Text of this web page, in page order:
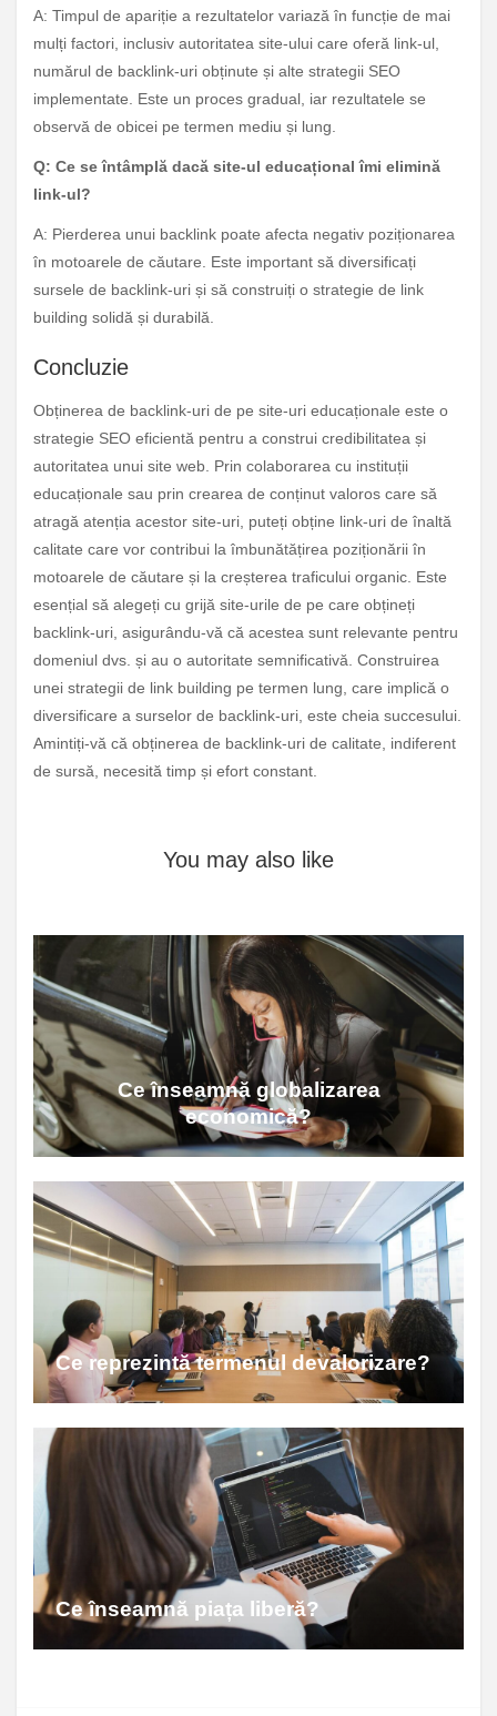
A: Timpul de apariție a rezultatelor variază în funcție de mai
mulți factori, inclusiv autoritatea site-ului care oferă link-ul,
numărul de backlink-uri obținute și alte strategii SEO
implementate. Este un proces gradual, iar rezultatele se
observă de obicei pe termen mediu și lung.
Q: Ce se întâmplă dacă site-ul educațional îmi elimină
link-ul?
A: Pierderea unui backlink poate afecta negativ poziționarea
în motoarele de căutare. Este important să diversificați
sursele de backlink-uri și să construiți o strategie de link
building solidă și durabilă.
Concluzie
Obținerea de backlink-uri de pe site-uri educaționale este o
strategie SEO eficientă pentru a construi credibilitatea și
autoritatea unui site web. Prin colaborarea cu instituții
educaționale sau prin crearea de conținut valoros care să
atragă atenția acestor site-uri, puteți obține link-uri de înaltă
calitate care vor contribui la îmbunătățirea poziționării în
motoarele de căutare și la creșterea traficului organic. Este
esențial să alegeți cu grijă site-urile de pe care obțineți
backlink-uri, asigurându-vă că acestea sunt relevante pentru
domeniul dvs. și au o autoritate semnificativă. Construirea
unei strategii de link building pe termen lung, care implică o
diversificare a surselor de backlink-uri, este cheia succesului.
Amintiți-vă că obținerea de backlink-uri de calitate, indiferent
de sursă, necesită timp și efort constant.
You may also like
Ce înseamnă globalizarea
economică?
Ce reprezintă termenul devalorizare?
Ce înseamnă piața liberă?